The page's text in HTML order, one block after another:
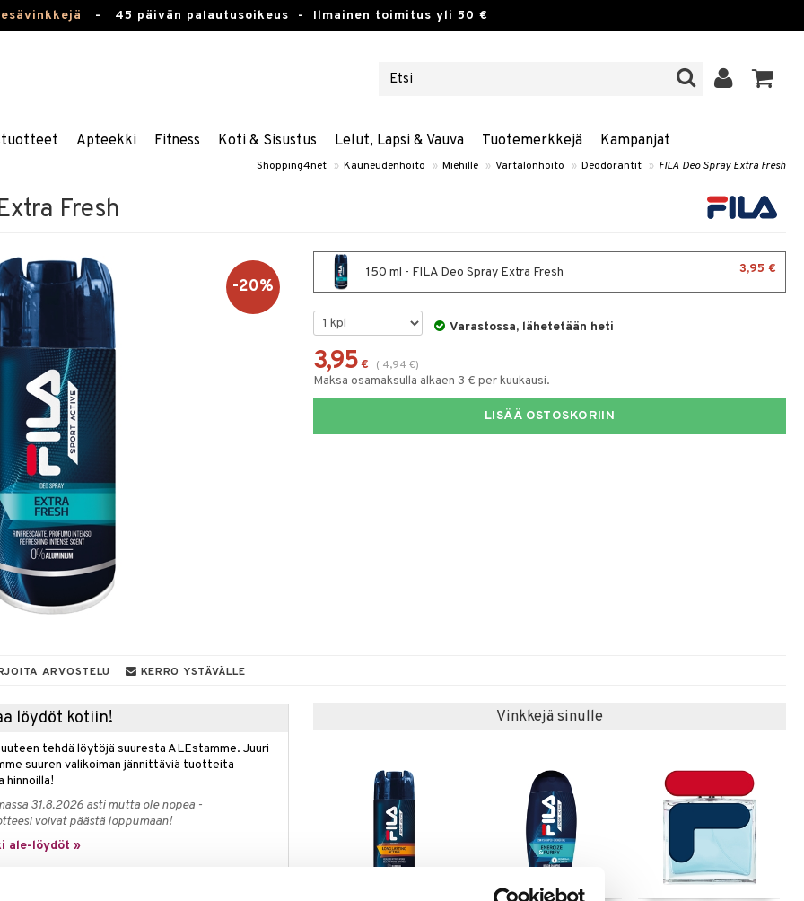
- 45 päivän palautusoikeus - Ilmainen toimitus yli 50 €
Apteekki Fitness Koti & Sisustus Lelut, Lapsi & Vauva Tuotemerkkejä Kampanjat
Shopping4net » Kauneudenhoito » Miehille » Vartalonhoito » Deodorantit » FILA Deo Spray Extra Fresh
Fresh
-20%
150 ml - FILA Deo Spray Extra Fresh 3,95 €
Varastossa, lähetetään heti
3,95 € ( 4,94 €)
Maksa osamaksulla alkaen 3 € per kuukausi.
LISÄÄ OSTOSKORIIN
ARVOSTELU KERRO YSTÄVÄLLE
löydöt kotiin!
tehdä löytöjä suuresta ALEstamme. Juuri
suuren valikoiman jännittäviä tuotteita
hinnoilla!
31.8.2026 asti mutta ole nopea -
voivat päästä loppumaan!
ale-löydöt »
Vinkkejä sinulle